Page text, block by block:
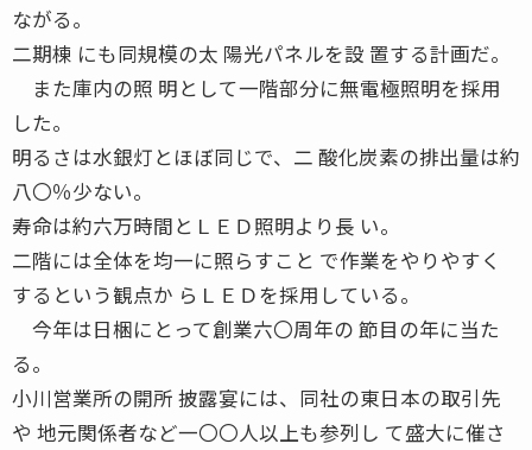
ながる。
二期棟 にも同規模の太 陽光パネルを設 置する計画だ。
また庫内の照 明として一階部分に無電極照明を採用
した。
明るさは水銀灯とほぼ同じで、二 酸化炭素の排出量は約
八〇％少ない。
寿命は約六万時間とＬＥＤ照明より長 い。
二階には全体を均一に照らすこと で作業をやりやすく
するという観点か らＬＥＤを採用している。
今年は日梱にとって創業六〇周年の 節目の年に当た
る。
小川営業所の開所 披露宴には、同社の東日本の取引先
や 地元関係者など一〇〇人以上も参列し て盛大に催さ